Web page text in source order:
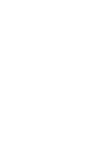
Los
‘Mexicanos
La oferta
como los
Agrupación